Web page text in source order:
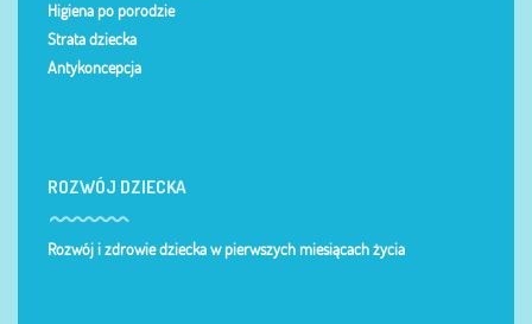
Higiena po porodzie
Strata dziecka
Antykoncepcja
ROZWÓJ DZIECKA
Rozwój i zdrowie dziecka w pierwszych miesiącach życia